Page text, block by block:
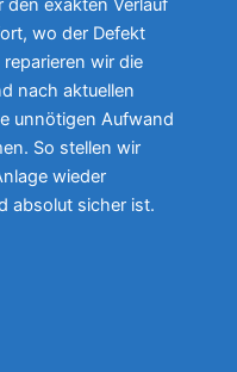
exakten Verlauf
wo der Defekt
wir die
nach aktuellen
unnötigen Aufwand
So stellen wir
wieder
absolut sicher ist.